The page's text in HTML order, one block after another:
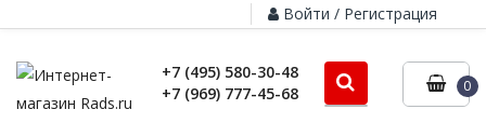
Войти / Регистрация
+7 (495) 580-30-48
+7 (969) 777-45-68
0